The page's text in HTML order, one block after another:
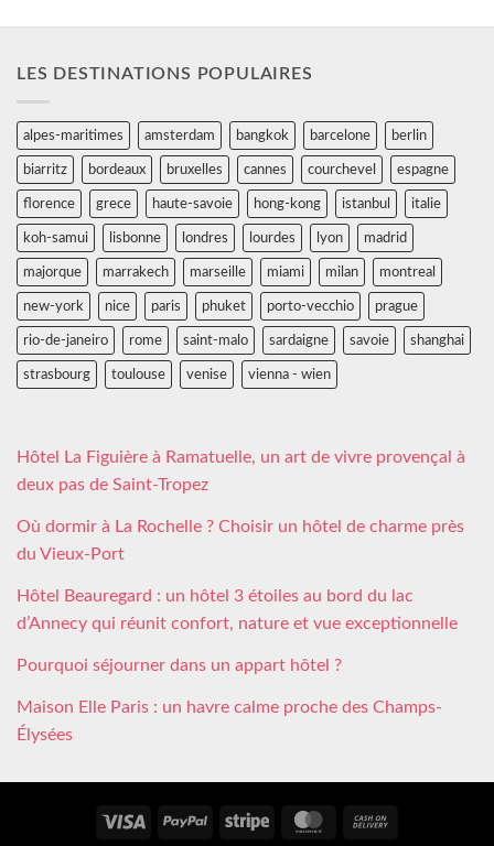
LES DESTINATIONS POPULAIRES
alpes-maritimes amsterdam bangkok barcelone berlin
biarritz bordeaux bruxelles cannes courchevel espagne
florence grece haute-savoie hong-kong istanbul italie
koh-samui lisbonne londres lourdes lyon madrid
majorque marrakech marseille miami milan montreal
new-york nice paris phuket porto-vecchio prague
rio-de-janeiro rome saint-malo sardaigne savoie shanghai
strasbourg toulouse venise vienna - wien
Hôtel La Figuière à Ramatuelle, un art de vivre provençal à
deux pas de Saint-Tropez
Où dormir à La Rochelle ? Choisir un hôtel de charme près
du Vieux-Port
Hôtel Beauregard : un hôtel 3 étoiles au bord du lac
d’Annecy qui réunit confort, nature et vue exceptionnelle
Pourquoi séjourner dans un appart hôtel ?
Maison Elle Paris : un havre calme proche des Champs-
Élysées
Visa PayPal Stripe MasterCard